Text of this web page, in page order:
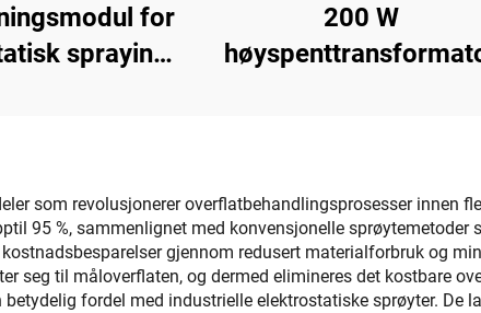
for
spraying
200 W
som revolusjonerer overflatbehandlingsprosesser innen
95 %, sammenlignet med konvensjonelle
gjennom redusert materialforbruk og
seg til måloverflaten, og dermed elimineres det kostbare
fordel med industrielle elektrostatiske sprøyter. De